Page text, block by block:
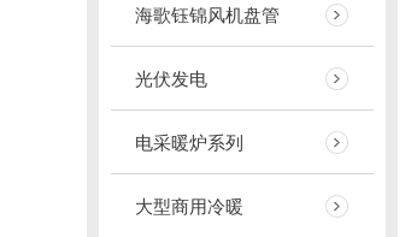
海歌钰锦风机盘管
光伏发电
电采暖炉系列
大型商用冷暖